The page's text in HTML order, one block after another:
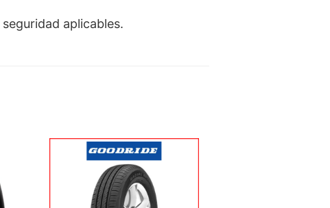
aplicables.